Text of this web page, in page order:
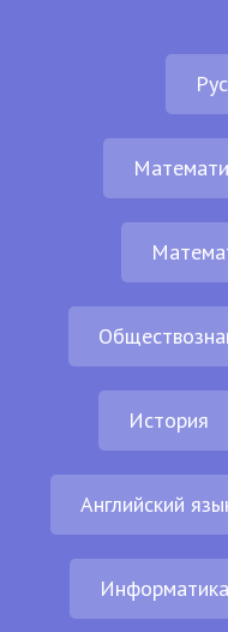
История
Английский
Информатика